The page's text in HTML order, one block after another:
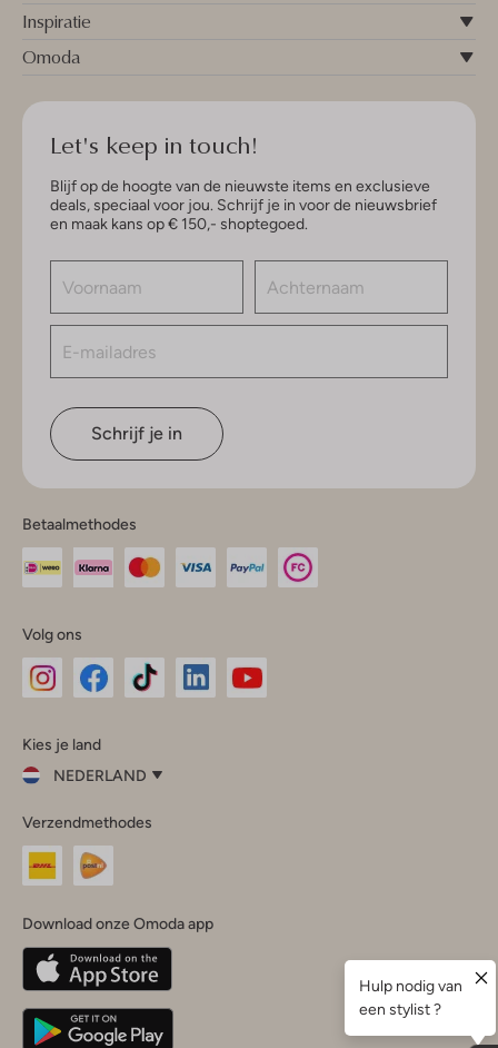
Inspiratie
Omoda
Let's keep in touch!
Blijf op de hoogte van de nieuwste items en exclusieve
deals, speciaal voor jou. Schrijf je in voor de nieuwsbrief
en maak kans op € 150,- shoptegoed.
Schrijf je in
Betaalmethodes
Volg ons
InstagramFacebook
Kies je land
NEDERLAND
je
land
Nederland
Belgique(Français)
Deutschland
Verzendmethodes
Download onze Omoda app